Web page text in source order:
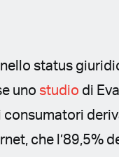
status
unostudio di
che l’89,5%